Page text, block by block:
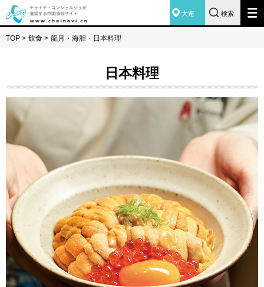
大連 検索
TOP > 飲食 > 龍月・海胆・日本料理
日本料理